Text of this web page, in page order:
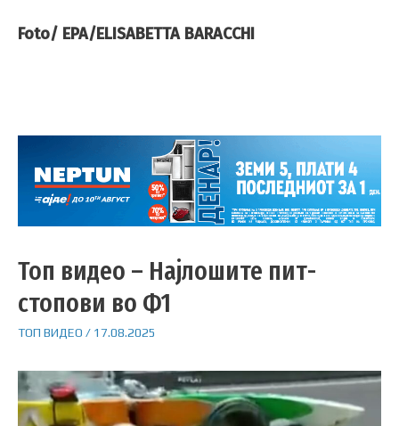
Foto/ EPA/ELISABETTA BARACCHI
Топ видео – Најлошите пит-
стопови во Ф1
ТОП ВИДЕО / 17.08.2025